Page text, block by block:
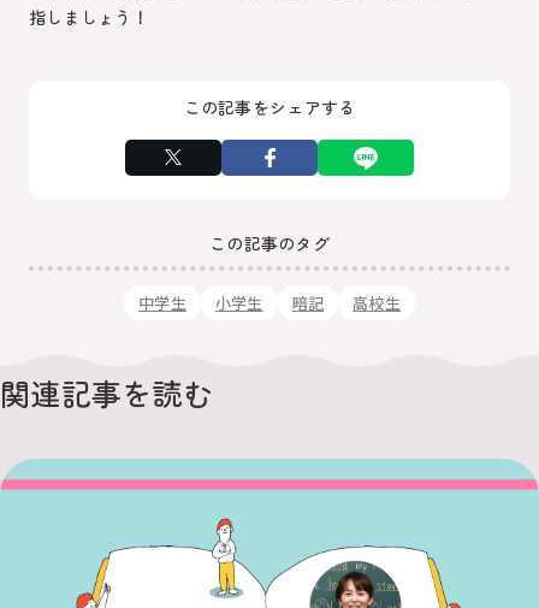
指しましょう！
この記事をシェアする
この記事のタグ
中学生 小学生 暗記 高校生
関連記事を読む